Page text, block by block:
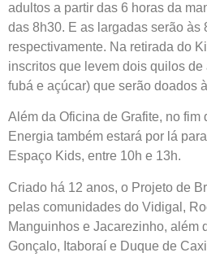
adultos a partir das 6 horas da
das 8h30. E as largadas serão às
respectivamente. Na retirada do
inscritos que levem dois quilos
fubá e açúcar) que serão doados
Além da Oficina de Grafite, no fim
Energia também estará por lá
Espaço Kids, entre 10h e 13h.
Criado há 12 anos, o Projeto de
pelas comunidades do Vidigal,
Manguinhos e Jacarezinho, além
Gonçalo, Itaboraí e Duque de